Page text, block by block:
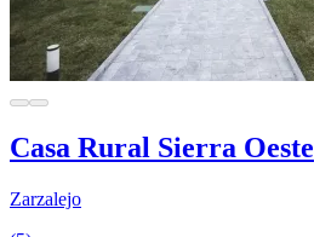
Casa Rural Sierra Oeste
Zarzalejo